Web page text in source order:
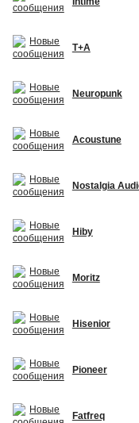
T+A
Neuropunk
Acoustune
Nostalgia
Hiby
Moritz
Hisenior
Pioneer
Fatfreq